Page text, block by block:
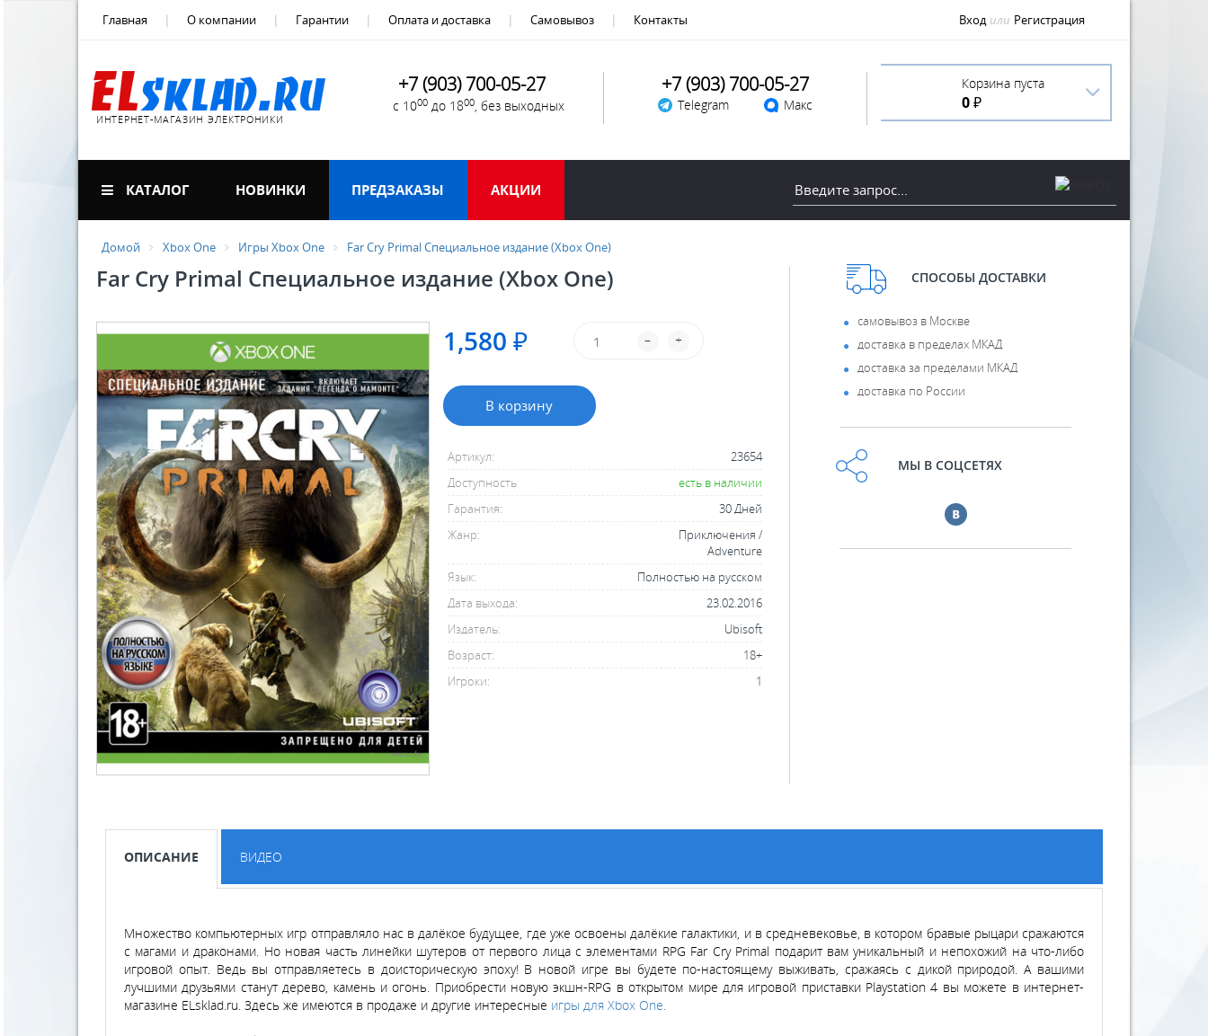
Главная О компании Гарантии Оплата и доставка Самовывоз Контакты Вход или Регистрация
ИНТЕРНЕТ-МАГАЗИН ЭЛЕКТРОНИКИ
+7 (903) 700-05-27
с 1000 до 1800, без выходных
+7 (903) 700-05-27
Telegram Макс
Корзина пуста
0 ₽
КАТАЛОГ НОВИНКИ ПРЕДЗАКАЗЫ АКЦИИ
Домой Xbox One Игры Xbox One Far Cry Primal Специальное издание (Xbox One)
Far Cry Primal Специальное издание (Xbox One)
1,580 ₽ +
–
В корзину
Артикул:
23654
Доступность
есть в наличии
Гарантия:
30 Дней
Жанр:
Приключения /
Adventure
Язык:
Полностью на русском
Дата выхода:
23.02.2016
Издатель:
Ubisoft
Возраст:
18+
Игроки:
1
СПОСОБЫ ДОСТАВКИ
самовывоз в Москве
доставка в пределах МКАД
доставка за пределами МКАД
доставка по России
МЫ В СОЦСЕТЯХ
ОПИСАНИЕ ВИДЕО
Множество компьютерных игр отправляло нас в далёкое будущее, где уже освоены далёкие галактики, и в средневековье, в котором бравые рыцари сражаются
с магами и драконами. Но новая часть линейки шутеров от первого лица с элементами RPG Far Cry Primal подарит вам уникальный и непохожий на что-либо
игровой опыт. Ведь вы отправляетесь в доисторическую эпоху! В новой игре вы будете по-настоящему выживать, сражаясь с дикой природой. А вашими
лучшими друзьями станут дерево, камень и огонь. Приобрести новую экшн-RPG в открытом мире для игровой приставки Playstation 4 вы можете в интернет-
магазине ELsklad.ru. Здесь же имеются в продаже и другие интересные игры для Xbox One